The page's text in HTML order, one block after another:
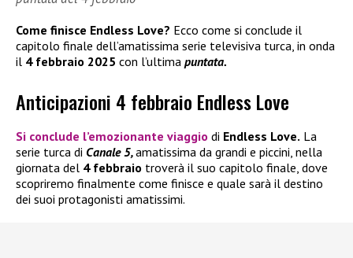
Come finisce Endless Love? Ecco come si conclude il
capitolo finale dell’amatissima serie televisiva turca, in onda
il 4 febbraio 2025 con l’ultima puntata.
Anticipazioni 4 febbraio Endless Love
Si conclude l’emozionante viaggio di Endless Love. La
serie turca di Canale 5,amatissima da grandi e piccini, nella
giornata del 4 febbraio troverà il suo capitolo finale, dove
scopriremo finalmente come finisce e quale sarà il destino
dei suoi protagonisti amatissimi.